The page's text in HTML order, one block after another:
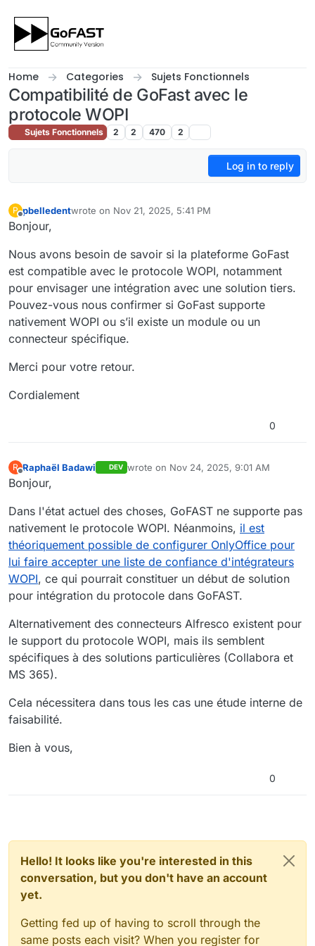
Home Categories Sujets Fonctionnels
Compatibilité de GoFast avec le
protocole WOPI
Sujets Fonctionnels 2 2 470 2
Log in to reply
P
Offline
pbelledentwrote on Nov 21, 2025, 5:41 PM
last edited by
Bonjour,
Nous avons besoin de savoir si la plateforme GoFast
est compatible avec le protocole WOPI, notamment
pour envisager une intégration avec une solution tiers.
Pouvez-vous nous confirmer si GoFast supporte
nativement WOPI ou s’il existe un module ou un
connecteur spécifique.
Merci pour votre retour.
Cordialement
0
R
Offline
Raphaël Badawi DEV wrote on Nov 24, 2025, 9:01 AM
last edited by Raphaël BadawiNov 24,
Bonjour,
Dans l'état actuel des choses, GoFAST ne supporte pas
nativement le protocole WOPI. Néanmoins, il est
théoriquement possible de configurer OnlyOffice pour
lui faire accepter une liste de confiance d'intégrateurs
WOPI, ce qui pourrait constituer un début de solution
pour intégration du protocole dans GoFAST.
Alternativement des connecteurs Alfresco existent pour
le support du protocole WOPI, mais ils semblent
spécifiques à des solutions particulières (Collabora et
MS 365).
Cela nécessitera dans tous les cas une étude interne de
faisabilité.
Bien à vous,
0
Hello! It looks like you're interested in this
conversation, but you don't have an account
yet.
Getting fed up of having to scroll through the
same posts each visit? When you register for